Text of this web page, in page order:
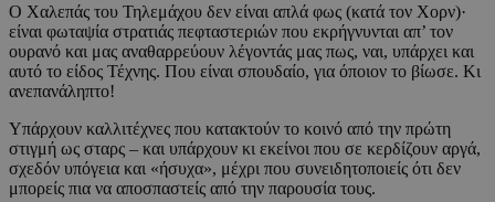
Ο Χαλεπάς του Τηλεμάχου δεν είναι απλά φως (κατά τον Χορν)·
είναι φωταψία στρατιάς πεφταστεριών που εκρήγνυνται απ’ τον
ουρανό και μας αναθαρρεύουν λέγοντάς μας πως, ναι, υπάρχει και
αυτό το είδος Τέχνης. Που είναι σπουδαίο, για όποιον το βίωσε. Κι
ανεπανάληπτο!
Υπάρχουν καλλιτέχνες που κατακτούν το κοινό από την πρώτη
στιγμή ως σταρς – και υπάρχουν κι εκείνοι που σε κερδίζουν αργά,
σχεδόν υπόγεια και «ήσυχα», μέχρι που συνειδητοποιείς ότι δεν
μπορείς πια να αποσπαστείς από την παρουσία τους.